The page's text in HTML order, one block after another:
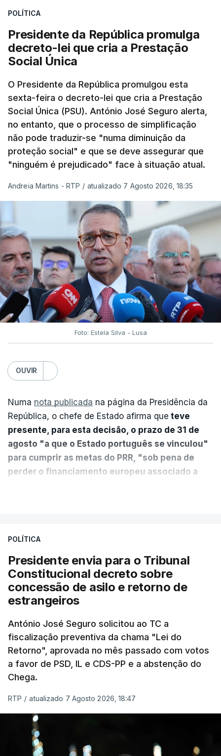
POLÍTICA
Presidente da República promulga
decreto-lei que cria a Prestação
Social Única
O Presidente da República promulgou esta
sexta-feira o decreto-lei que cria a Prestação
Social Única (PSU). António José Seguro alerta,
no entanto, que o processo de simplificação
não pode traduzir-se "numa diminuição da
proteção social" e que se deve assegurar que
"ninguém é prejudicado" face à situação atual.
Andreia Martins - RTP / atualizado 7 Agosto 2026, 18:35
Foto: Estela Silva - Lusa
OUVIR
Numa nota publicada na página da Presidência da
República, o chefe de Estado afirma que teve
presente, para esta decisão, o prazo de 31 de
agosto "a que o Estado português se vinculou"
para cumprir as metas do PRR, "sob pena de
perder o financiamento europeu associado a
sistema mais simples, mais justo e transparente".
"Sempre que seja possível reduzir burocracias,
eliminar sobreposições e garantir que os apoios
chegam a quem mais necessita, estaremos a dar
um passo na direção certa", argumenta o
Presidente da República.
Assegurar que "ninguém é
prejudicado"
O Preisdente deixa, no entanto, deixa alguns
avisos:uma reforma desta dimensão "deve ter
como primeiro critério a proteção das pessoas"
POLÍTICA
Presidente envia para o Tribunal
Constitucional decreto sobre
concessão de asilo e retorno de
estrangeiros
António José Seguro solicitou ao TC a
fiscalização preventiva da chama "Lei do
Retorno", aprovada no mês passado com votos
a favor de PSD, IL e CDS-PP e a abstenção do
Chega.
RTP / atualizado 7 Agosto 2026, 18:47